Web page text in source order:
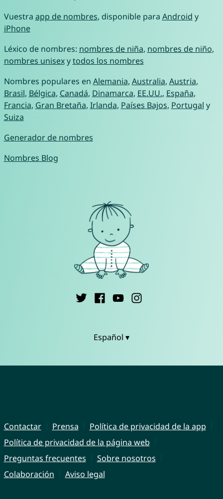
Vuestra app de nombres, disponible para Android y
iPhone
Léxico de nombres: nombres de niña, nombres de niño,
nombres unisexytodos los nombres
Nombres populares en Alemania, Australia, Austria,
Brasil, Bélgica, Canadá, Dinamarca, EE.UU., España,
Francia, Gran Bretaña, Irlanda, Países Bajos, Portugal y
Suiza
Generador de nombres
Nombres Blog
Español ▾
Contactar Prensa
Política de privacidad de la app
Política de privacidad de la página web
Preguntas frecuentes
Sobre nosotros
Colaboración
Aviso legal